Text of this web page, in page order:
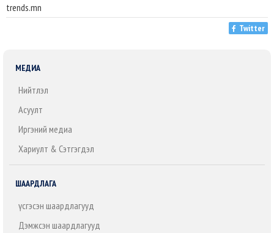
trends.mn
Twitter
МЕДИА
Нийтлэл
Асуулт
Иргэний медиа
Хариулт & Сэтгэгдэл
ШААРДЛАГА
Үүсгэсэн шаардлагууд
Дэмжсэн шаардлагууд